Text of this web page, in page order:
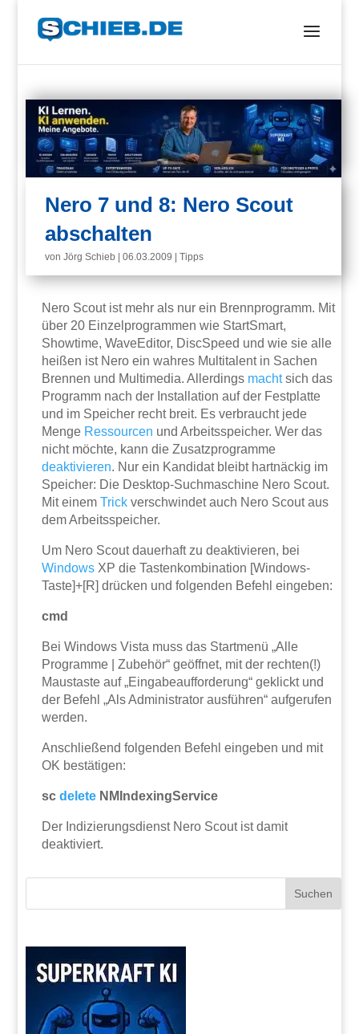
Nero 7 und 8: Nero Scout
abschalten
vonJörg Schieb |06.03.2009 |Tipps
Nero Scout ist mehr als nur ein Brennprogramm. Mit
über 20 Einzelprogrammen wie StartSmart,
Showtime, WaveEditor, DiscSpeed und wie sie alle
heißen ist Nero ein wahres Multitalent in Sachen
Brennen und Multimedia. Allerdings machtsich das
Programm nach der Installation auf der Festplatte
und im Speicher recht breit. Es verbraucht jede
Menge Ressourcen und Arbeitsspeicher. Wer das
nicht möchte, kann die Zusatzprogramme
deaktivieren. Nur ein Kandidat bleibt hartnäckig im
Speicher: Die Desktop-Suchmaschine Nero Scout.
Mit einemTrick verschwindet auch Nero Scout aus
dem Arbeitsspeicher.
Um Nero Scout dauerhaft zu deaktivieren, bei
Windows XP die Tastenkombination [Windows-
Taste]+[R] drücken und folgenden Befehl eingeben:
cmd
Bei Windows Vista muss das Startmenü „Alle
Programme | Zubehör“ geöffnet, mit der rechten(!)
Maustaste auf „Eingabeaufforderung“ geklickt und
der Befehl „Als Administrator ausführen“ aufgerufen
werden.
Anschließend folgenden Befehl eingeben und mit
OK bestätigen:
scdelete NMIndexingService
Der Indizierungsdienst Nero Scout ist damit
deaktiviert.